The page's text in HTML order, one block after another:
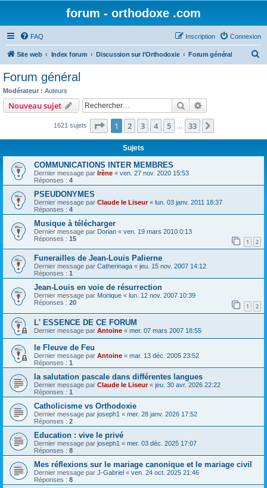
forum - orthodoxe .com
FAQ Connexion
Inscription
Site web Index forum Discussion sur l'Orthodoxie Forum général
c
Forum général
Modérateur : Auteurs
Nouveau sujet Rechercher
1621 sujets Page 1sur33
1 2 3 4 5 33
Sujets
COMMUNICATIONS INTER MEMBRES
Dernier message par Irène « ven. 27 nov. 2020 15:53
Réponses : 4
PSEUDONYMES
Dernier message par Claude le Liseur« lun. 03 janv. 2011 18:37
Réponses : 4
Musique à télécharger
Dernier message par Dorian « ven. 19 mars 2010 0:13
Réponses : 15 1 2
Funerailles de Jean-Louis Palierne
Dernier message par Catherinaga « jeu. 15 nov. 2007 14:12
Réponses : 1
Jean-Louis en voie de résurrection
Dernier message par Monique « lun. 12 nov. 2007 10:39
Réponses : 20 1 2
L' ESSENCE DE CE FORUM
Dernier message par Antoine « mer. 07 mars 2007 18:55
le Fleuve de Feu
Dernier message par Antoine « mar. 13 déc. 2005 23:52
Réponses : 1
la salutation pascale dans différentes langues
Dernier message par Claude le Liseur« jeu. 30 avr. 2026 22:22
Réponses : 1
Catholicisme vs Orthodoxie
Dernier message par joseph1 « mer. 28 janv. 2026 17:52
Réponses : 2
Education : vive le privé
Dernier message par joseph1 « mer. 03 déc. 2025 17:07
Réponses : 8
Mes réflexions sur le mariage canonique et le mariage civil
Dernier message par J-Gabriel « ven. 24 oct. 2025 21:46
Réponses : 8